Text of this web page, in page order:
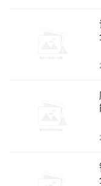
（数
数库科技产品副总
行数字化转型》的
析、客户与行业风
营销和风控的解决
类信息，促进银行